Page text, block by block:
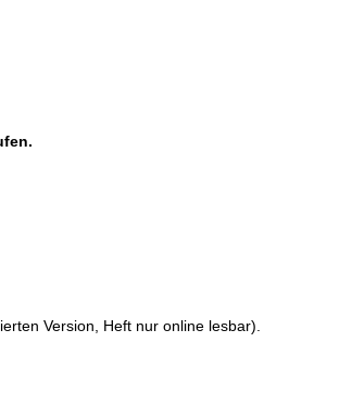
Version, Heft nur online lesbar).